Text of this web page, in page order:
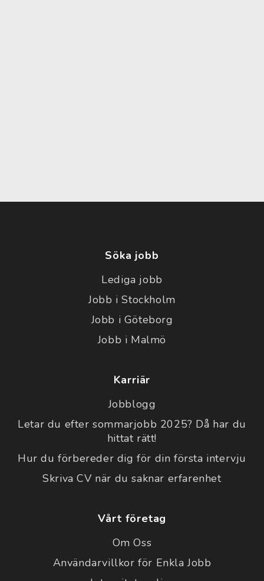
Söka jobb
Lediga jobb
Jobb i Stockholm
Jobb i Göteborg
Jobb i Malmö
Karriär
Jobblogg
Letar du efter sommarjobb 2025? Då har du
hittat rätt!
Hur du förbereder dig för din första intervju
Skriva CV när du saknar erfarenhet
Vårt företag
Om Oss
Användarvillkor för Enkla Jobb